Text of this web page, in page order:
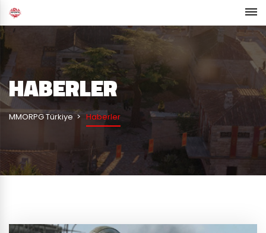
HABERLER
MMORPG Türkiye Haberler